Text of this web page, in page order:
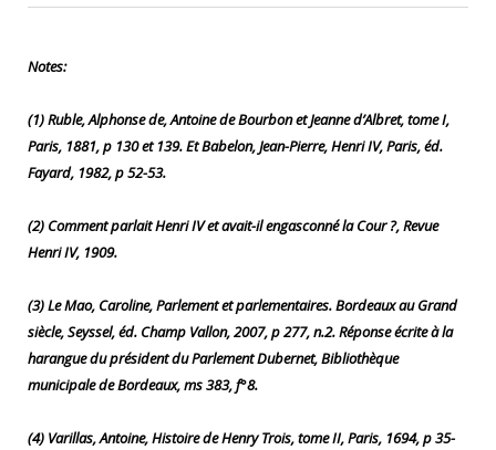
Notes:
(1) Ruble, Alphonse de, Antoine de Bourbon et Jeanne d’Albret, tome I,
Paris, 1881, p 130 et 139. Et Babelon, Jean-Pierre, Henri IV, Paris, éd.
Fayard, 1982, p 52-53.
(2) Comment parlait Henri IV et avait-il engasconné la Cour ?, Revue
Henri IV, 1909.
(3) Le Mao, Caroline, Parlement et parlementaires. Bordeaux au Grand
siècle, Seyssel, éd. Champ Vallon, 2007, p 277, n.2. Réponse écrite à la
harangue du président du Parlement Dubernet, Bibliothèque
municipale de Bordeaux, ms 383, f°8.
(4) Varillas, Antoine, Histoire de Henry Trois, tome II, Paris, 1694, p 35-